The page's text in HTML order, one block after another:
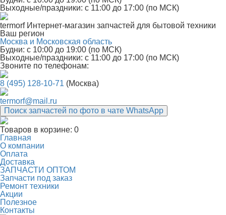
Выходные/праздники: с 11:00 до 17:00 (по МСК)
termorf Интернет-магазин запчастей для бытовой техники
Ваш регион
Москва и Московская область
Будни: с 10:00 до 19:00 (по МСК)
Выходные/праздники: с 11:00 до 17:00 (по МСК)
Звоните по телефонам:
8 (495) 128-10-71 (Москва)
termorf@mail.ru
Поиск запчастей по фото в чате WhatsApp
Товаров в корзине: 0
Главная
О компании
Оплата
Доставка
ЗАПЧАСТИ ОПТОМ
Запчасти под заказ
Ремонт техники
Акции
Полезное
Контакты